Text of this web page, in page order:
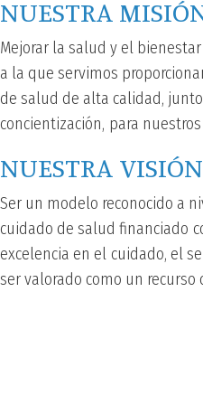
NUESTRA
Mejorar la salud y el
a la que servimos
de salud de alta calidad,
concientización, para
NUESTRA VISIÓN
Ser un modelo reconocido a
cuidado de salud financiado
excelencia en el cuidado, el
ser valorado como un recurso